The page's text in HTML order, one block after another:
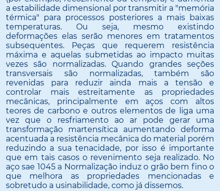
a estabilidade dimensional por transmitir a "memória
térmica" para processos posteriores a mais baixas
temperaturas. Ou seja, mesmo existindo
deformações elas serão menores em tratamentos
subsequentes. Peças que requerem resistência
máxima e aquelas submetidas ao impacto muitas
vezes são normalizadas. Quando grandes seções
transversais são normalizadas, também são
revenidas para reduzir ainda mais a tensão e
controlar mais estreitamente as propriedades
mecânicas, principalmente em aços com altos
teores de carbono e outros elementos de liga uma
vez que o resfriamento ao ar pode gerar uma
transformação martensítica aumentando deforma
acentuada a resistência mecânica do material porém
reduzindo a sua tenacidade, por isso é importante
que em tais casos o revenimento seja realizado. No
aço sae 1045 a Normalização induz o grão bem fino o
que melhora as propriedades mencionadas e
sobretudo a usinabilidade, como já dissemos.